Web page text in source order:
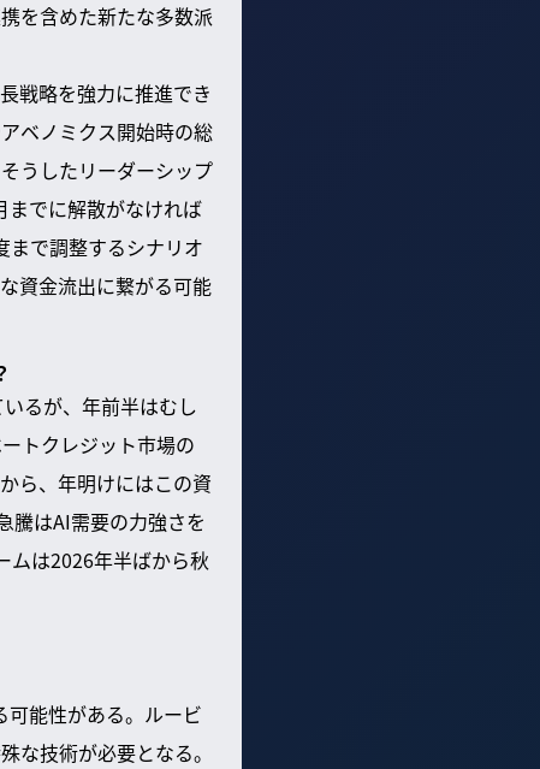
を含めた新たな多数派
戦略を強力に推進でき
ベノミクス開始時の総
うしたリーダーシップ
までに解散がなければ
まで調整するシナリオ
資金流出に繋がる可能
るが、年前半はむし
トクレジット市場の
ら、年明けにはこの資
騰はAI需要の力強さを
ムは2026年半ばから秋
能性がある。ルービ
な技術が必要となる。